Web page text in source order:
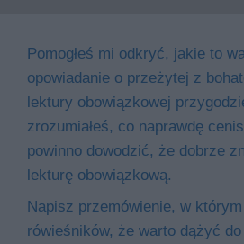
Pomogłeś mi odkryć, jakie to
opowiadanie o przeżytej z
lektury obowiązkowej
zrozumiałeś, co naprawdę
powinno dowodzić, że dobrze
lekturę obowiązkową.
Napisz przemówienie, w
rówieśników, że warto dążyć